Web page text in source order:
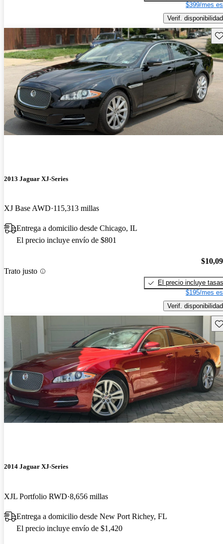
$399/mes
Verif. disponibilidad
2013 Jaguar XJ-Series
XJ Base AWD 115,313 millas
Entrega a domicilio desde Chicago, IL
El precio incluye envío de $801
Trato justo
El precio incluye tasas
$195/mes
Verif. disponibilidad
2014 Jaguar XJ-Series
XJL Portfolio RWD 8,656 millas
Entrega a domicilio desde New Port Richey, FL
El precio incluye envío de $1,420